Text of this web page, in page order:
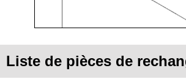
Liste de pièces de